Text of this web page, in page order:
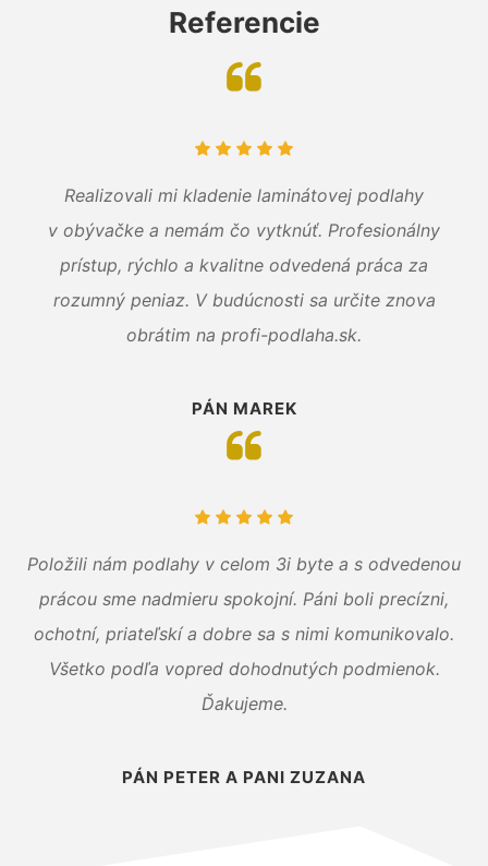
Referencie
Realizovali mi kladenie laminátovej podlahy
v obývačke a nemám čo vytknúť. Profesionálny
prístup, rýchlo a kvalitne odvedená práca za
rozumný peniaz. V budúcnosti sa určite znova
obrátim na profi-podlaha.sk.
PÁN MAREK
Položili nám podlahy v celom 3i byte a s odvedenou
prácou sme nadmieru spokojní. Páni boli precízni,
ochotní, priateľskí a dobre sa s nimi komunikovalo.
Všetko podľa vopred dohodnutých podmienok.
Ďakujeme.
PÁN PETER A PANI ZUZANA